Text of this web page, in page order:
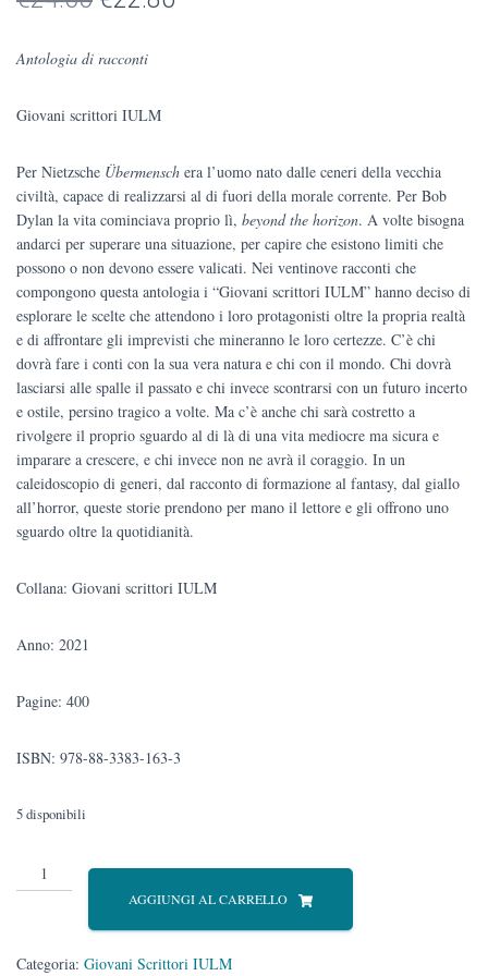
era:
€24.00.€22.80.
Antologia di racconti
Giovani scrittori IULM
Per Nietzsche Übermensch era l’uomo nato dalle ceneri della vecchia
civiltà, capace di realizzarsi al di fuori della morale corrente. Per Bob
Dylan la vita cominciava proprio lì, beyond the horizon. A volte bisogna
andarci per superare una situazione, per capire che esistono limiti che
possono o non devono essere valicati. Nei ventinove racconti che
compongono questa antologia i “Giovani scrittori IULM” hanno deciso di
esplorare le scelte che attendono i loro protagonisti oltre la propria realtà
e di affrontare gli imprevisti che mineranno le loro certezze. C’è chi
dovrà fare i conti con la sua vera natura e chi con il mondo. Chi dovrà
lasciarsi alle spalle il passato e chi invece scontrarsi con un futuro incerto
e ostile, persino tragico a volte. Ma c’è anche chi sarà costretto a
rivolgere il proprio sguardo al di là di una vita mediocre ma sicura e
imparare a crescere, e chi invece non ne avrà il coraggio. In un
caleidoscopio di generi, dal racconto di formazione al fantasy, dal giallo
all’horror, queste storie prendono per mano il lettore e gli offrono uno
sguardo oltre la quotidianità.
Collana: Giovani scrittori IULM
Anno: 2021
Pagine: 400
ISBN: 978-88-3383-163-3
5 disponibili
Oltre
quantità
AGGIUNGI AL CARRELLO
Categoria: Giovani Scrittori IULM